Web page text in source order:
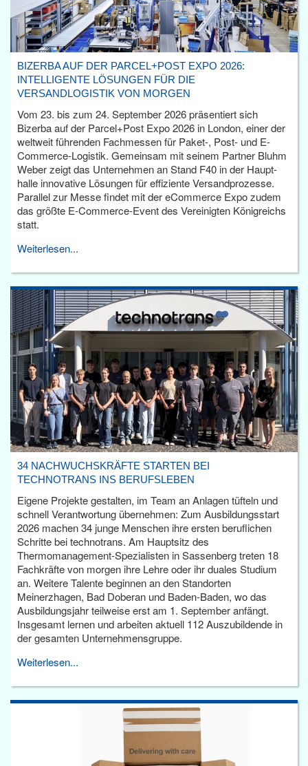
BIZERBA AUF DER PARCEL+POST EXPO 2026:
INTELLIGENTE LÖSUNGEN FÜR DIE
VERSANDLOGISTIK VON MORGEN
Vom 23. bis zum 24. September 2026 präsentiert sich
Bizerba auf der Parcel+Post Expo 2026 in London, einer der
weltweit führenden Fachmessen für Paket-, Post- und E-
Commerce-Logistik. Gemeinsam mit seinem Partner Bluhm
Weber zeigt das Unternehmen an Stand F40 in der Haupt­
halle innovative Lösungen für effiziente Versandprozesse.
Parallel zur Messe findet mit der eCommerce Expo zudem
das größte E-Commerce-Event des Vereinigten Königreichs
statt.
Weiterlesen...
34 NACHWUCHSKRÄFTE STARTEN BEI
TECHNOTRANS INS BERUFSLEBEN
Eigene Projekte gestalten, im Team an Anlagen tüfteln und
schnell Verantwortung übernehmen: Zum Ausbildungsstart
2026 machen 34 junge Menschen ihre ersten beruflichen
Schritte bei technotrans. Am Hauptsitz des
Thermomanagement-Spezialisten in Sassenberg treten 18
Fachkräfte von morgen ihre Lehre oder ihr duales Studium
an. Weitere Talente beginnen an den Standorten
Meinerzhagen, Bad Doberan und Baden-Baden, wo das
Ausbildungsjahr teilweise erst am 1. September anfängt.
Insgesamt lernen und arbeiten aktuell 112 Auszubildende in
der gesamten Unternehmensgruppe.
Weiterlesen...